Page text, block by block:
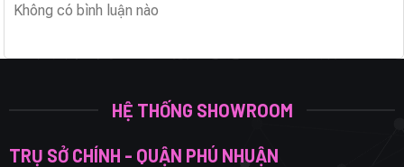
Không có bình luận nào
HỆ THỐNG SHOWROOM
TRỤ SỞ CHÍNH - QUẬN PHÚ NHUẬN